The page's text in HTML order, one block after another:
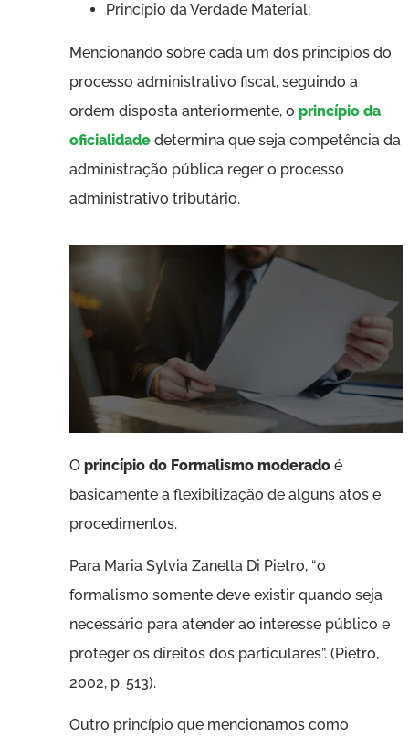
Princípio da Verdade Material;
Mencionando sobre cada um dos princípios do
processo administrativo fiscal, seguindo a
ordem disposta anteriormente, o princípio da
oficialidade determina que seja competência da
administração pública reger o processo
administrativo tributário.
O princípio do Formalismo moderadoé
basicamente a flexibilização de alguns atos e
procedimentos.
Para Maria Sylvia Zanella Di Pietro, “o
formalismo somente deve existir quando seja
necessário para atender ao interesse público e
proteger os direitos dos particulares”. (Pietro,
2002, p. 513).
Outro princípio que mencionamos como